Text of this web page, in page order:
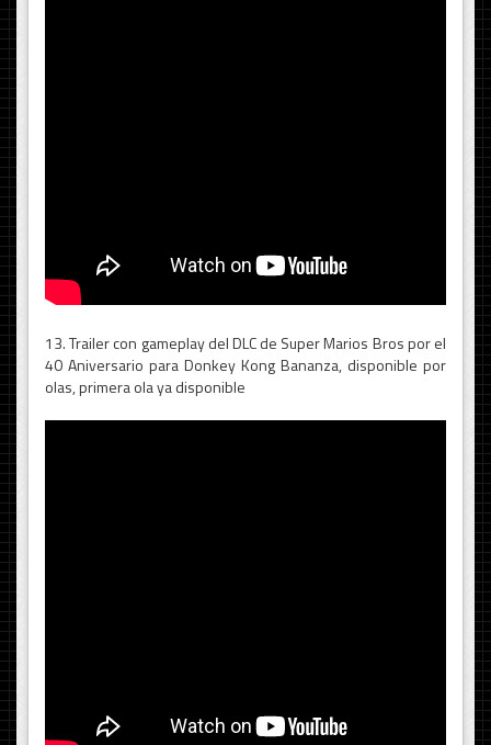
13. Trailer con gameplay del DLC de Super Marios Bros por el
40 Aniversario para Donkey Kong Bananza, disponible por
olas, primera ola ya disponible